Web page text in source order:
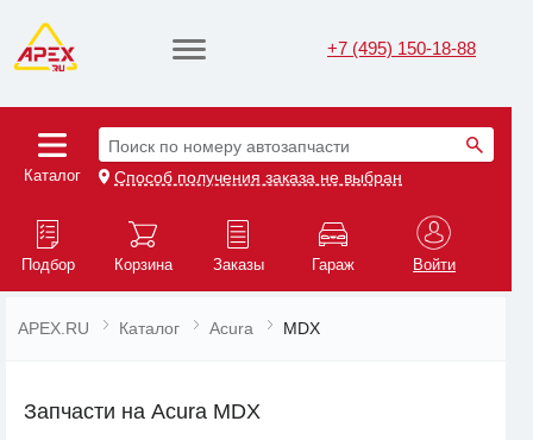
+7 (495) 150-18-88
Каталог
Поиск по номеру автозапчасти
Способ получения заказа не выбран
Подбор Корзина Заказы Гараж Войти
APEX.RU Каталог Acura MDX
Запчасти на Acura MDX